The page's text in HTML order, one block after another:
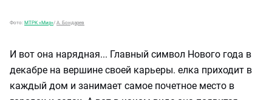
Фото: МТРК «Мир»/ А. Бондарев
И вот она нарядная... Главный символ Нового года в
декабре на вершине своей карьеры. елка приходит в
каждый дом и занимает самое почетное место в